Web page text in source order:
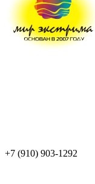
+7 (910) 903-1292